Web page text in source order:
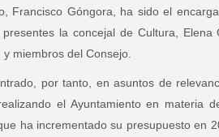
Francisco Góngora, ha sido el
la concejal de Cultura,
miembros del Consejo.
por tanto, en asuntos de
el Ayuntamiento en materia
ha incrementado su presupuesto en